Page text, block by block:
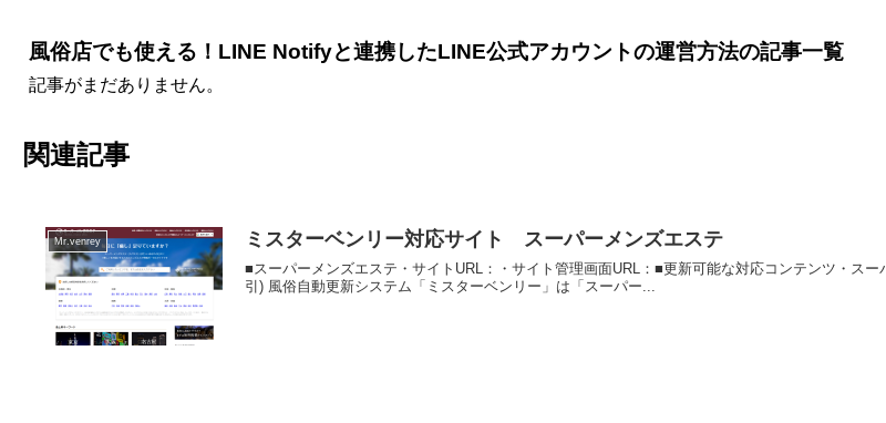
風俗店でも使える！LINE Notifyと連携したLINE公式アカウントの運営方法の記事一覧
記事がまだありません。
関連記事
Mr.venrey ミスターベンリー対応サイト スーパーメンズエステ
■スーパーメンズエステ・サイトURL：・サイト管理画面URL：■更新可能な対応コンテンツ・ス
引) 風俗自動更新システム「ミスターベンリー」は「スーパー...